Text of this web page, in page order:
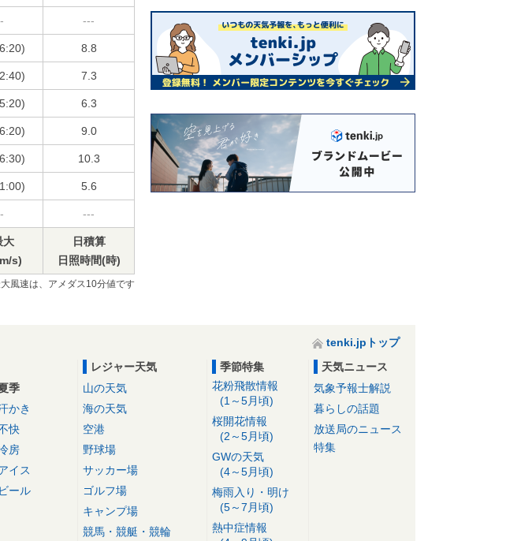
---
8.8
7.3
6.3
9.0
10.3
5.6
---
大
s)
日積算
日照時間(時)
風速は、アメダス10分値です
tenki.jpトップ
季
かき
快
房
イス
ビール
レジャー天気
山の天気
海の天気
空港
野球場
サッカー場
ゴルフ場
キャンプ場
競馬・競艇・競輪
季節特集
花粉飛散情報
(1～5月頃)
桜開花情報
(2～5月頃)
GWの天気
(4～5月頃)
梅雨入り・明け
(5～7月頃)
熱中症情報
天気ニュース
気象予報士解説
暮らしの話題
放送局のニュース
特集